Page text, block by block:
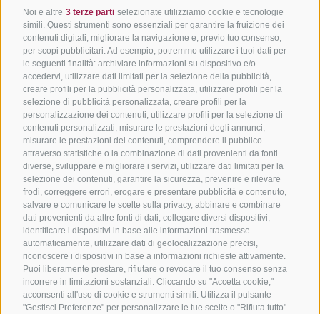
Noi e altre 3 terze parti selezionate utilizziamo cookie e tecnologie
simili. Questi strumenti sono essenziali per garantire la fruizione dei
contenuti digitali, migliorare la navigazione e, previo tuo consenso,
per scopi pubblicitari. Ad esempio, potremmo utilizzare i tuoi dati per
le seguenti finalità: archiviare informazioni su dispositivo e/o
accedervi, utilizzare dati limitati per la selezione della pubblicità,
creare profili per la pubblicità personalizzata, utilizzare profili per la
selezione di pubblicità personalizzata, creare profili per la
personalizzazione dei contenuti, utilizzare profili per la selezione di
contenuti personalizzati, misurare le prestazioni degli annunci,
misurare le prestazioni dei contenuti, comprendere il pubblico
attraverso statistiche o la combinazione di dati provenienti da fonti
diverse, sviluppare e migliorare i servizi, utilizzare dati limitati per la
selezione dei contenuti, garantire la sicurezza, prevenire e rilevare
frodi, correggere errori, erogare e presentare pubblicità e contenuto,
salvare e comunicare le scelte sulla privacy, abbinare e combinare
dati provenienti da altre fonti di dati, collegare diversi dispositivi,
identificare i dispositivi in base alle informazioni trasmesse
automaticamente, utilizzare dati di geolocalizzazione precisi,
riconoscere i dispositivi in base a informazioni richieste attivamente.
Puoi liberamente prestare, rifiutare o revocare il tuo consenso senza
incorrere in limitazioni sostanziali. Cliccando su "Accetta cookie,"
acconsenti all'uso di cookie e strumenti simili. Utilizza il pulsante
"Gestisci Preferenze" per personalizzare le tue scelte o "Rifiuta tutto"